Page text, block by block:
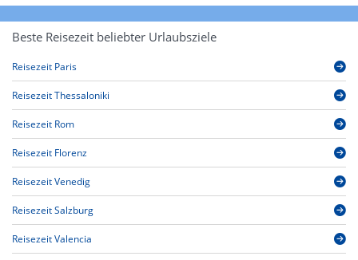
Beste Reisezeit beliebter Urlaubsziele
Reisezeit Paris
Reisezeit Thessaloniki
Reisezeit Rom
Reisezeit Florenz
Reisezeit Venedig
Reisezeit Salzburg
Reisezeit Valencia